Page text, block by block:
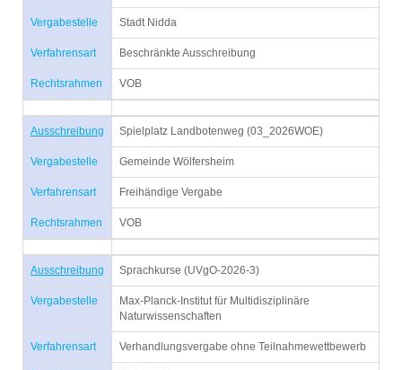
Vergabestelle Stadt Nidda
Verfahrensart Beschränkte Ausschreibung
Rechtsrahmen VOB
Ausschreibung Spielplatz Landbotenweg (03_2026WOE)
Vergabestelle Gemeinde Wölfersheim
Verfahrensart Freihändige Vergabe
Rechtsrahmen VOB
Ausschreibung Sprachkurse (UVgO-2026-3)
Vergabestelle
Max-Planck-Institut für Multidisziplinäre
Naturwissenschaften
Verfahrensart Verhandlungsvergabe ohne Teilnahmewettbewerb